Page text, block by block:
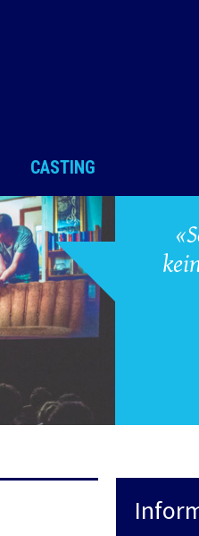
CASTING